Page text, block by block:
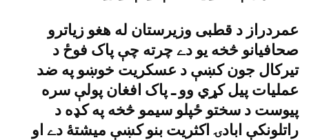
عمردراز د قطبى وزيرستان له هغو زياترو
صحافيانو څخه يو دے چرته چې پاک فوځ د
تيرکال جون کښې د عسکريت خوښو په ضد
عمليات پيل کړي وو ـ پاک افغان پولې سره
پيوست د سختو ځپلو سيمو څخه په کډه د
راتلونکې ابادۍ اکثريت بنو کښې ميشتۀ دے او